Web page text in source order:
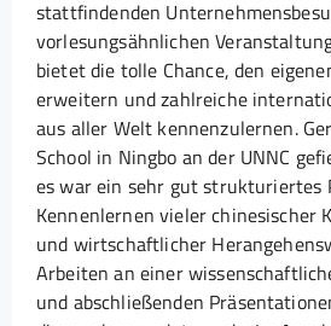
stattfindenden
vorlesungsähnlichen
bietet die tolle Chance, den
erweitern und zahlreiche
aus aller Welt kennenzulernen.
School in Ningbo an der UNNC
es war ein sehr gut strukturiertes
Kennenlernen vieler chinesischer
und wirtschaftlicher
Arbeiten an einer
und abschließenden